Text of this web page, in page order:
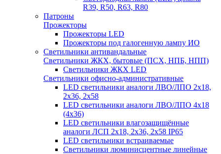
R39, R50, R63, R80
Патроны
Прожекторы
Прожекторы LED
Прожекторы под галогенную лампу ИО
Светильники антивандальные
Светильники ЖКХ, бытовые (ПСХ, НПБ, НПП)
Светильники ЖКХ LED
Светильники офисно-административные
LED светильники аналоги ЛВО/ЛПО 2х18,
2х36, 2х58
LED светильники аналоги ЛВО/ЛПО 4х18
(4х36)
LED светильники влагозащищённые
аналоги ЛСП 2х18, 2х36, 2х58 IP65
LED светильники встраиваемые
Светильники люминисцентные линейные